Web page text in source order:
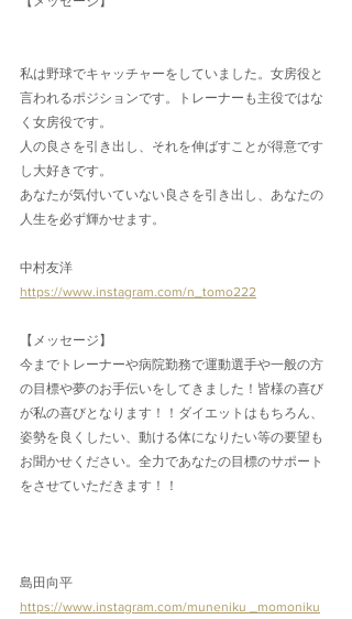
私は野球でキャッチャーをしていました。女房役と
言われるポジションです。トレーナーも主役ではな
く女房役です。
人の良さを引き出し、それを伸ばすことが得意です
し大好きです。
あなたが気付いていない良さを引き出し、あなたの
人生を必ず輝かせます。
中村友洋
https://www.instagram.com/n_tomo222
【メッセージ】
今までトレーナーや病院勤務で運動選手や一般の方
の目標や夢のお手伝いをしてきました！皆様の喜び
が私の喜びとなります！！ダイエットはもちろん、
姿勢を良くしたい、動ける体になりたい等の要望も
お聞かせください。全力であなたの目標のサポート
をさせていただきます！！
島田向平
https://www.instagram.com/muneniku _momoniku